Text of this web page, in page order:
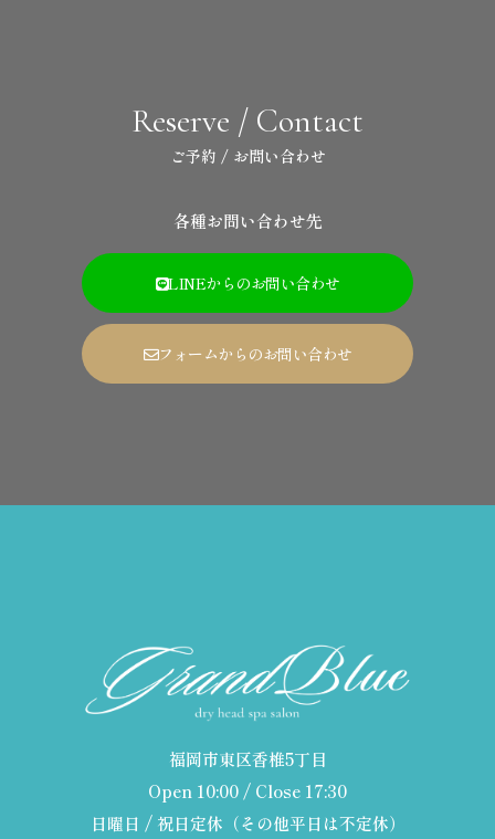
Reserve / Contact
ご予約 / お問い合わせ
各種お問い合わせ先
LINEからのお問い合わせ
フォームからのお問い合わせ
福岡市東区香椎5丁目
Open 10:00 / Close 17:30
日曜日 / 祝日定休（その他平日は不定休）